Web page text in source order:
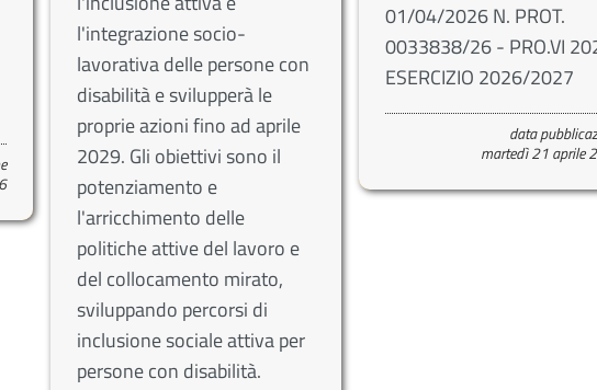
l'integrazione socio-
lavorativa delle persone con
disabilità e svilupperà le
proprie azioni fino ad aprile
2029. Gli obiettivi sono il
potenziamento e
l'arricchimento delle
politiche attive del lavoro e
del collocamento mirato,
sviluppando percorsi di
inclusione sociale attiva per
persone con disabilità.
01/04/2026 N. PROT.
0033838/26 - PRO.VI
ESERCIZIO 2026/2027
data
martedì 21 aprile